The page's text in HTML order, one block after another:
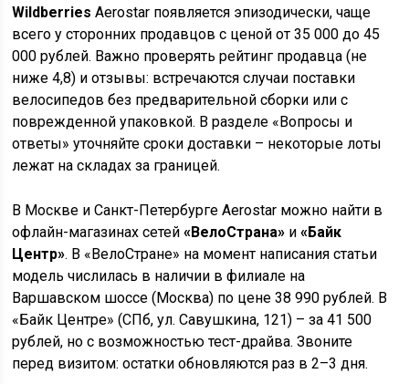
Wildberries Aerostar появляется эпизодически, чаще
всего у сторонних продавцов с ценой от 35 000 до 45
000 рублей. Важно проверять рейтинг продавца (не
ниже 4,8) и отзывы: встречаются случаи поставки
велосипедов без предварительной сборки или с
поврежденной упаковкой. В разделе «Вопросы и
ответы» уточняйте сроки доставки – некоторые лоты
лежат на складах за границей.
В Москве и Санкт-Петербурге Aerostar можно найти в
офлайн-магазинах сетей«ВелоСтрана» и«Байк
Центр». В «ВелоСтране» на момент написания статьи
модель числилась в наличии в филиале на
Варшавском шоссе (Москва) по цене 38 990 рублей. В
«Байк Центре» (СПб, ул. Савушкина, 121) – за 41 500
рублей, но с возможностью тест-драйва. Звоните
перед визитом: остатки обновляются раз в 2–3 дня.